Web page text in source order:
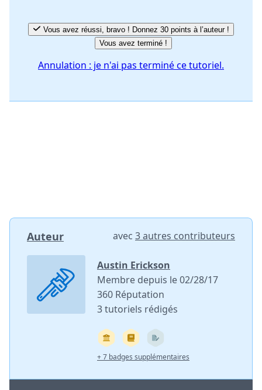
Vous avez réussi, bravo ! Donnez 30 points à l’auteur !
Vous avez terminé !
Annulation : je n'ai pas terminé ce tutoriel.
Auteur avec 3 autres contributeurs
Austin Erickson
Membre depuis le 02/28/17
360 Réputation
3 tutoriels rédigés
+ 7 badges supplémentaires